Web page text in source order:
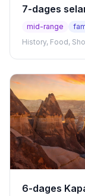
7-dages
mid-range
History, Food,
6-dages